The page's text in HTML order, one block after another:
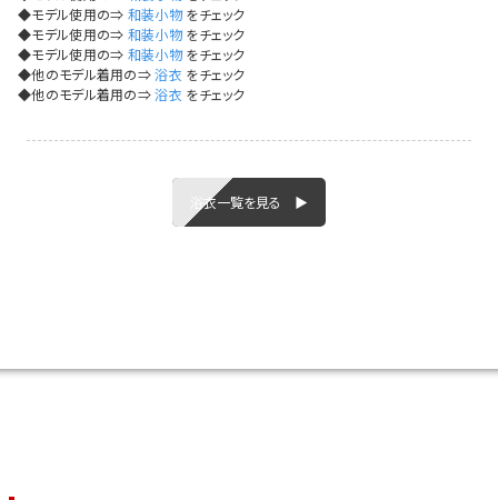
◆モデル使用の⇒ 和装小物をチェック
◆モデル使用の⇒ 和装小物をチェック
◆モデル使用の⇒ 和装小物をチェック
◆他のモデル着用の⇒浴衣 をチェック
◆他のモデル着用の⇒浴衣 をチェック
浴衣一覧を見る ▶